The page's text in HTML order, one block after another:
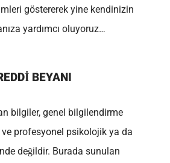
göstererek yine kendinizin
yardımcı oluyoruz…
BEYANI
bilgiler, genel bilgilendirme
ve profesyonel psikolojik ya da
değildir. Burada sunulan